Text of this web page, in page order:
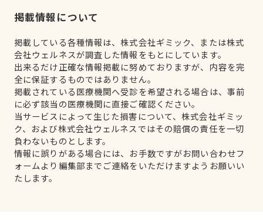
掲載情報について
掲載している各種情報は、株式会社ギミック、または株式
会社ウェルネスが調査した情報をもとにしています。
出来るだけ正確な情報掲載に努めておりますが、内容を完
全に保証するものではありません。
掲載されている医療機関へ受診を希望される場合は、事前
に必ず該当の医療機関に直接ご確認ください。
当サービスによって生じた損害について、株式会社ギミッ
ク、および株式会社ウェルネスではその賠償の責任を一切
負わないものとします。
情報に誤りがある場合には、お手数ですがお問い合わせフ
ォームより編集部までご連絡をいただけますようお願いい
たします。